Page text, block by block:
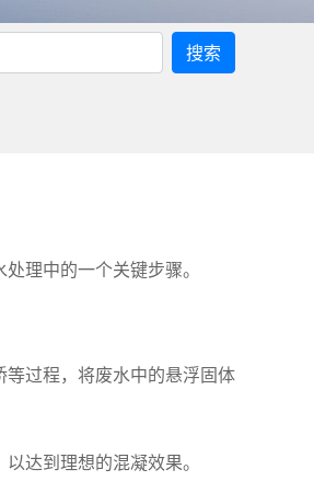
搜索
理中的一个关键步骤。
过程，将废水中的悬浮固体
达到理想的混凝效果。